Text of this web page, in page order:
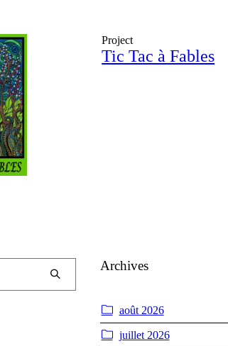
Project
Tic Tac à Fables
Archives
août 2026
juillet 2026